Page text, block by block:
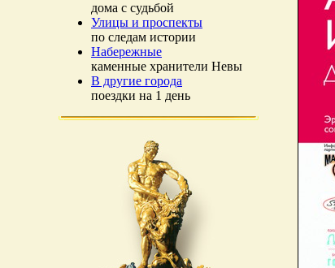
дома с судьбой
Улицы и проспекты
по следам истории
Набережные
каменные хранители Невы
В другие города
поездки на 1 день